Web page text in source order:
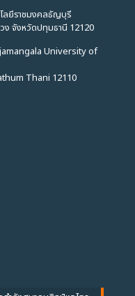
ลยีราชมงคลธัญบุรี
จังหวัดปทุมธานี 12120
University of
Thani 12110